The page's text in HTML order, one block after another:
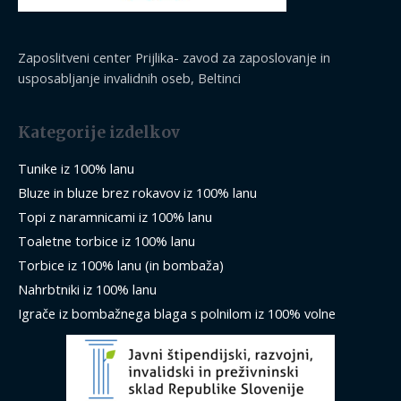
Zaposlitveni center Prijlika- zavod za zaposlovanje in
usposabljanje invalidnih oseb, Beltinci
Kategorije izdelkov
Tunike iz 100% lanu
Bluze in bluze brez rokavov iz 100% lanu
Topi z naramnicami iz 100% lanu
Toaletne torbice iz 100% lanu
Torbice iz 100% lanu (in bombaža)
Nahrbtniki iz 100% lanu
Igrače iz bombažnega blaga s polnilom iz 100% volne